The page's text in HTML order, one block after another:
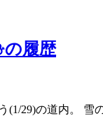
の履歴
(1/29)の道内。